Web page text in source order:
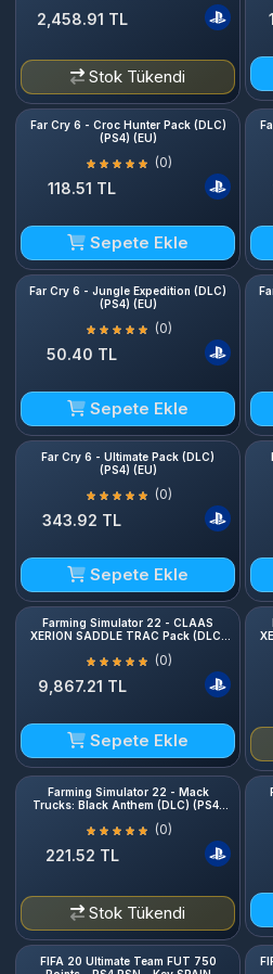
2,458.91 TL
Stok Tükendi
Far Cry 6 - Croc Hunter Pack (DLC)
(PS4) (EU)
(0)
118.51 TL
Sepete Ekle
Far Cry 6 - Jungle Expedition (DLC)
(PS4) (EU)
(0)
50.40 TL
Sepete Ekle
Far Cry 6 - Ultimate Pack (DLC)
(PS4) (EU)
(0)
343.92 TL
Sepete Ekle
Farming Simulator 22 - CLAAS
XERION SADDLE TRAC Pack (DLC)
(0)
9,867.21 TL
Sepete Ekle
Farming Simulator 22 - Mack
Trucks: Black Anthem (DLC) (PS4)
(0)
221.52 TL
Stok Tükendi
FIFA 20 Ultimate Team FUT 750